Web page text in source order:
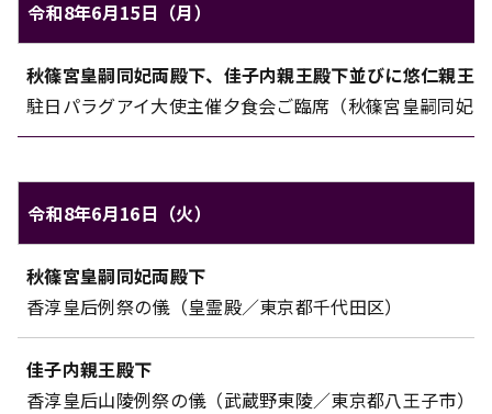
令和8年6月15日（月）
対象 内容
秋篠宮皇嗣同妃両殿下、 佳子内親王殿下並びに悠仁親王
駐日パラグアイ大使主催夕食会ご臨席（秋篠宮皇嗣同妃
令和8年6月16日（火）
対象 内容
秋篠宮皇嗣同妃両殿下
香淳皇后例祭の儀（皇霊殿／東京都千代田区）
佳子内親王殿下
香淳皇后山陵例祭の儀（武蔵野東陵／東京都八王子市）